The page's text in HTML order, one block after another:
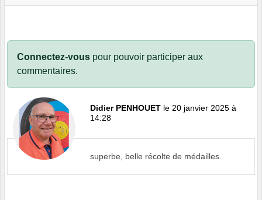
Connectez-vous pour pouvoir participer aux
commentaires.
Didier PENHOUET le 20 janvier 2025 à
14:28
superbe, belle récolte de médailles.